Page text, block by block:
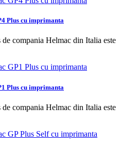
Plus cu imprimanta
compania Helmac din Italia este
Plus cu imprimanta
compania Helmac din Italia este